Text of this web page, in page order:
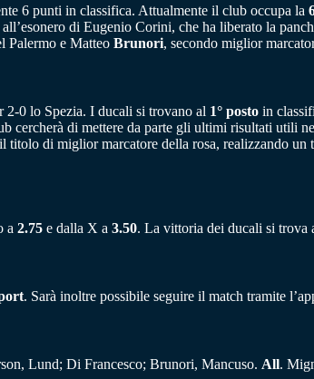
6 punti in classifica. Attualmente il club occupa la
di Eugenio Corini, che ha liberato la
Palermo e Matteo Brunori, secondo miglior
2-0 lo Spezia. I ducali si trovano al 1° posto in
di mettere da parte gli ultimi risultati utili
titolo di miglior marcatore della rosa, realizzando
a 2.75 e dalla X a 3.50. La vittoria dei ducali si trova
. Sarà inoltre possibile seguire il match tramite
Lund; Di Francesco; Brunori, Mancuso. All.